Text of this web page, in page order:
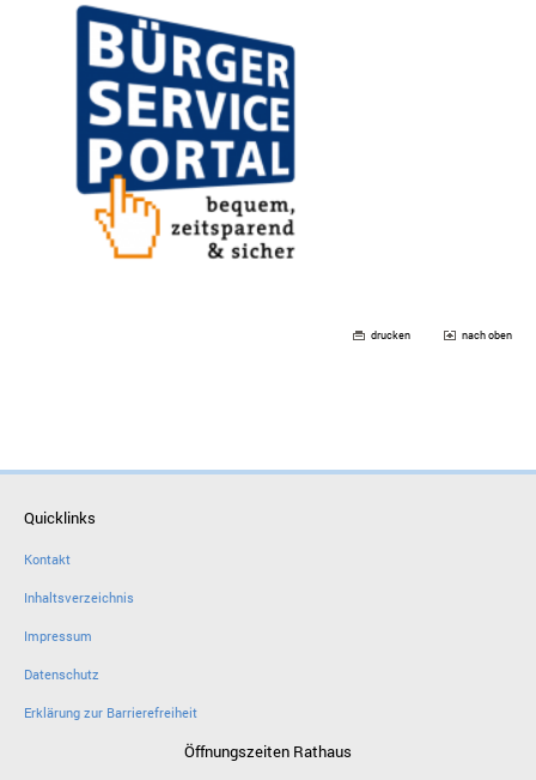
drucken nach oben
Quicklinks
Kontakt
Inhaltsverzeichnis
Impressum
Datenschutz
Erklärung zur Barrierefreiheit
Öffnungszeiten Rathaus